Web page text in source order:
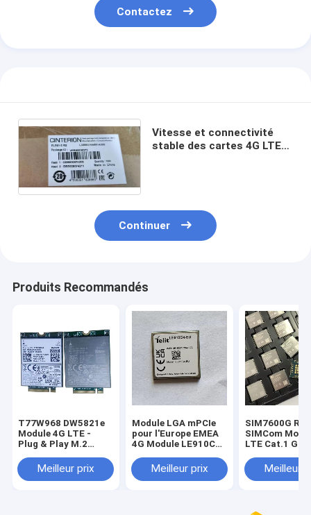
Contactez
Vitesse et connectivité
stable des cartes 4G LTE
Continuer
Produits Recommandés
T77W968 DW5821e
Module 4G LTE -
Plug & Play M.2
DW5821e (T77W968)
Qualcomm X20 LTE
Meilleur prix
Module LGA mPCIe
pour l'Europe EMEA
4G Module LE910C1-
positionnement
GNSS
Meilleur prix
SIM7600G R2
SIMCom
LTE Cat.1
Montante
Optionnel
Meilleur